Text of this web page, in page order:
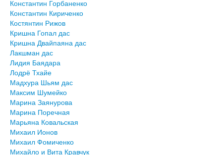
Константин Горбаненко
Константин Кириченко
Костянтин Рижов
Кришна Гопал дас
Кришна Двайпаяна дас
Лакшман дас
Лидия Баядара
Лодрё Тхайе
Мадхура Шьям дас
Максим Шумейко
Марина Заянурова
Марина Поречная
Марьяна Ковальская
Михаил Ионов
Михаил Фомиченко
Михайло и Вита Кравчук